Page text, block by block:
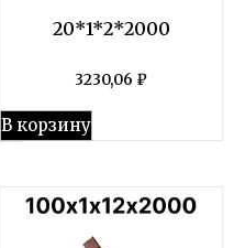
20*1*2*2000
3230,06 ₽
В корзину